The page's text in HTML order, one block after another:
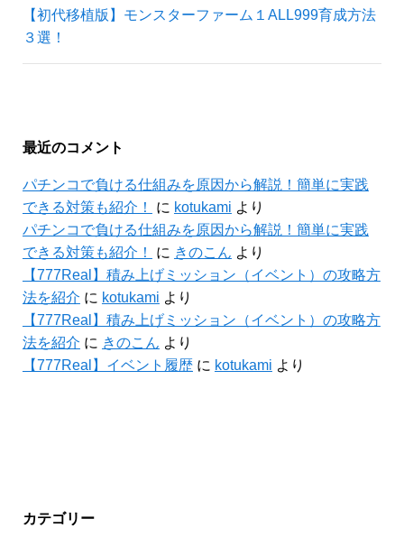
【初代移植版】モンスターファーム１ALL999育成方法
３選！
最近のコメント
パチンコで負ける仕組みを原因から解説！簡単に実践
できる対策も紹介！
に kotukami より
パチンコで負ける仕組みを原因から解説！簡単に実践
できる対策も紹介！
に きのこん より
【777Real】積み上げミッション（イベント）の攻略方
法を紹介 に kotukami より
【777Real】積み上げミッション（イベント）の攻略方
法を紹介 に きのこん より
【777Real】イベント履歴に kotukami より
カテゴリー